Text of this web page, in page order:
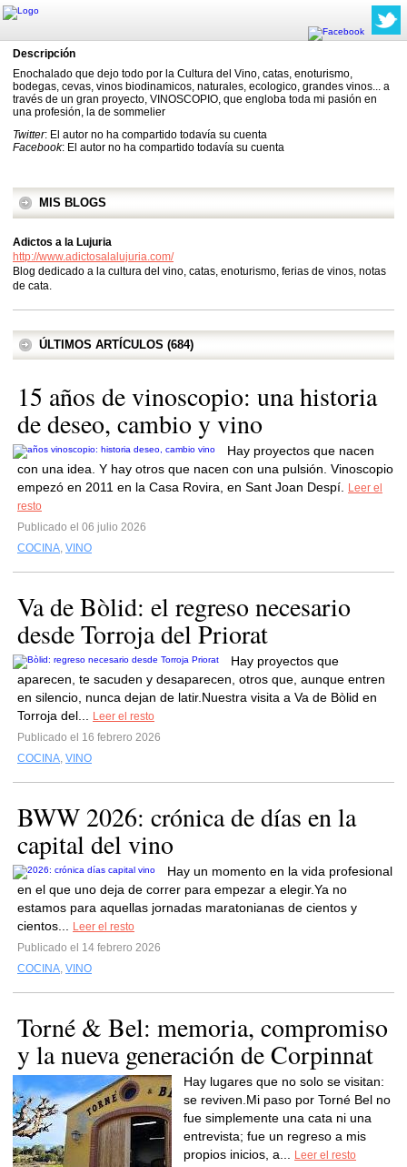
Descripción
Enochalado que dejo todo por la Cultura del Vino, catas, enoturismo,
bodegas, cevas, vinos biodinamicos, naturales, ecologico, grandes vinos... a
través de un gran proyecto, VINOSCOPIO, que engloba toda mi pasión en
una profesión, la de sommelier
Twitter: El autor no ha compartido todavía su cuenta
Facebook: El autor no ha compartido todavía su cuenta
MIS BLOGS
Adictos a la Lujuria
http://www.adictosalalujuria.com/
Blog dedicado a la cultura del vino, catas, enoturismo, ferias de vinos, notas
de cata.
ÚLTIMOS ARTÍCULOS (684)
15 años de vinoscopio: una historia
de deseo, cambio y vino
Hay proyectos que nacen
con una idea. Y hay otros que nacen con una pulsión. Vinoscopio
empezó en 2011 en la Casa Rovira, en Sant Joan Despí.
Leer el
resto
Publicado el 06 julio 2026
COCINA, VINO
Va de Bòlid: el regreso necesario
desde Torroja del Priorat
Hay proyectos que
aparecen, te sacuden y desaparecen, otros que, aunque entren
en silencio, nunca dejan de latir.Nuestra visita a Va de Bòlid en
Torroja del...
Leer el resto
Publicado el 16 febrero 2026
COCINA, VINO
BWW 2026: crónica de días en la
capital del vino
Hay un momento en la vida profesional
en el que uno deja de correr para empezar a elegir.Ya no
estamos para aquellas jornadas maratonianas de cientos y
cientos...
Leer el resto
Publicado el 14 febrero 2026
COCINA, VINO
Torné & Bel: memoria, compromiso
y la nueva generación de Corpinnat
Hay lugares que no solo se visitan:
se reviven.Mi paso por Torné Bel no
fue simplemente una cata ni una
entrevista; fue un regreso a mis
propios inicios, a...
Leer el resto